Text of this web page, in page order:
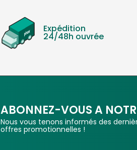
Expédition
24/48h ouvrée
ABONNEZ-VOUS A
Nous vous tenons informés des
offres promotionnelles !